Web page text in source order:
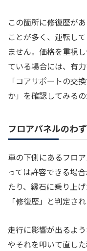
この箇所に修復歴が
ことが多く、運転し
ません。価格を重視
ている場合には、有
「コアサポートの交
か」を確認してみるの
フロアパネルのわ
車の下側にあるフロ
っては許容できる場
たり、縁石に乗り上
「修復歴」と判定さ
走行に影響が出るよ
やそれを叩いて直した